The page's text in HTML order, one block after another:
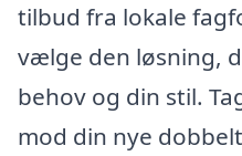
tilbud fra lokale
vælge den løsning,
behov og din stil.
mod din nye